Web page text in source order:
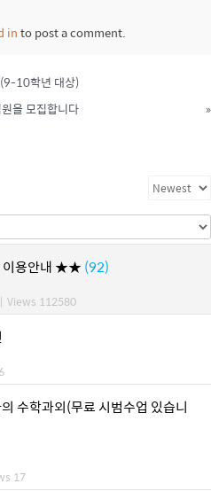
into post a comment.
10학년 대상)
을 모집합니다
»
이용안내 ★★ (92)
| Views 112580
수학과외(무료 시범수업 있습니
17